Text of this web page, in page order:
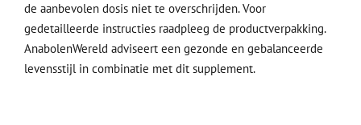
de aanbevolen dosis niet te overschrijden. Voor
gedetailleerde instructies raadpleeg de productverpakking.
AnabolenWereld adviseert een gezonde en gebalanceerde
levensstijl in combinatie met dit supplement.